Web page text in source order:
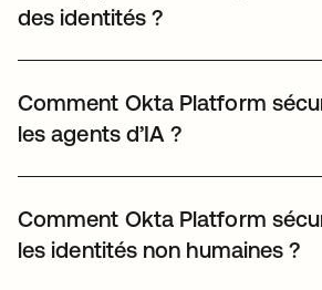
des identités ?
Nous offrons une large gamme
des intégrations de sécurité des
d’identité et une expérience
ordre. Nous unifions la sécurité des
Comment Okta Platform
les agents d’IA ?
comme des identités de premier
écosystème de sécurité des
nos principes éprouvés de sécurité
Comment Okta Platform
les identités non humaines ?